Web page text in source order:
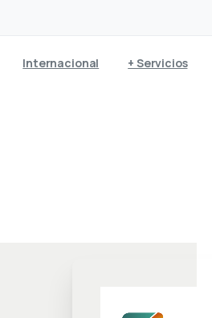
Internacional + Servicios